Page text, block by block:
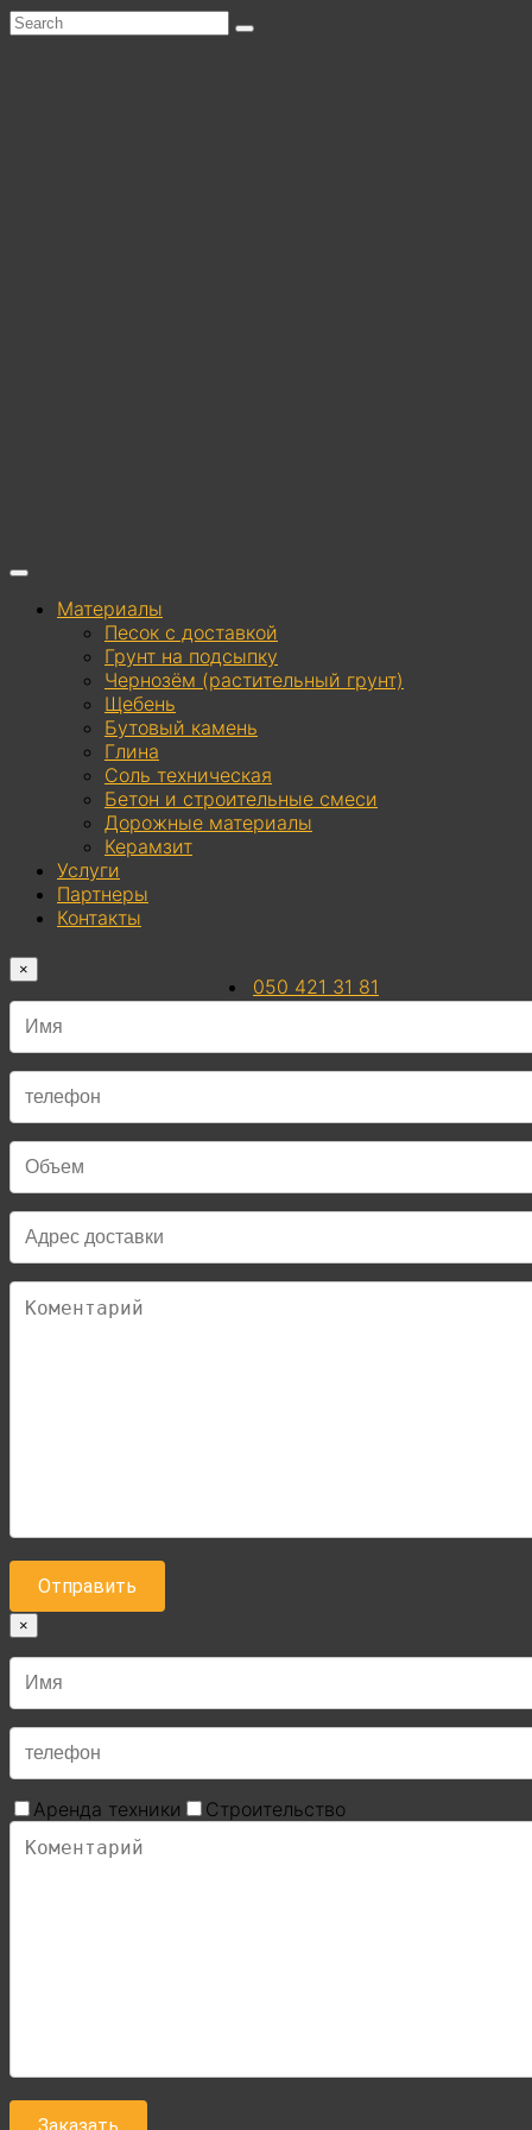
Материалы
Песок с доставкой
Грунт на подсыпку
Чернозём (растительный грунт)
Щебень
Бутовый камень
Глина
Соль техническая
Бетон и строительные смеси
Дорожные материалы
Керамзит
Услуги
Партнеры
Контакты
050 421 31 81
×
×
Аренда техники Строительство